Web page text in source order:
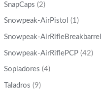
SnapCaps (2)
Snowpeak-AirPistol (1)
Snowpeak-AirRifleBreakbarrel
Snowpeak-AirRiflePCP (42)
Sopladores (4)
Taladros (9)